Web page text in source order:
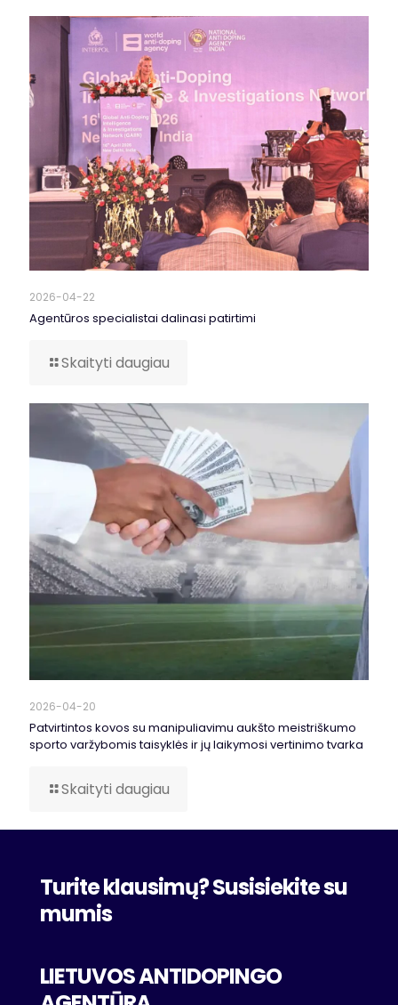
2026-04-22
Agentūros specialistai dalinasi patirtimi
Skaityti daugiau
2026-04-20
Patvirtintos kovos su manipuliavimu aukšto meistriškumo
sporto varžybomis taisyklės ir jų laikymosi vertinimo tvarka
Skaityti daugiau
Turite klausimų? Susisiekite su
mumis
LIETUVOS ANTIDOPINGO